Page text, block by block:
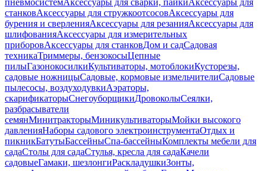
пневмосистемАксессуары для сварки, пайкиАксессуары для
станковАксессуары для стружкоотсосовАксессуары для
бурения и сверленияАксессуары для резанияАксессуары для
шлифованияАксессуары для измерительных
приборовАксессуары для станковДом и садСадовая
техникаТриммеры, бензокосыЦепные
пилыГазонокосилкиКультиваторы, мотоблокиКусторезы,
садовые ножницыСадовые, кормовые измельчителиСадовые
пылесосы, воздуходувкиАэраторы,
скарификаторыСнегоуборщикиДровоколыСеялки,
разбрасыватели
семянМинитракторыМиникультиваторыМойки высокого
давленияНаборы садового электроинструментаОтдых и
пикникБатутыБассейныСпа-бассейныКомплекты мебели для
садаСтолы для садаСтулья, кресла для садаКачели
садовыеГамаки, шезлонгиРаскладушкиЗонты,